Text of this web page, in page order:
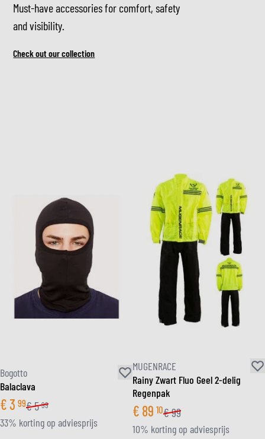
Must-have accessories for comfort, safety
and visibility.
Check out our collection
Bogotto
Balaclava
€3 99€5 99
33% korting op adviesprijs
MUGENRACE
Rainy Zwart Fluo Geel 2-delig
Regenpak
€ 89 10€99
10% korting op adviesprijs